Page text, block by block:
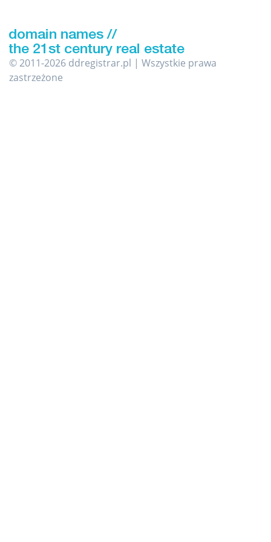
© 2011-2026 ddregistrar.pl | Wszystkie prawa
zastrzeżone